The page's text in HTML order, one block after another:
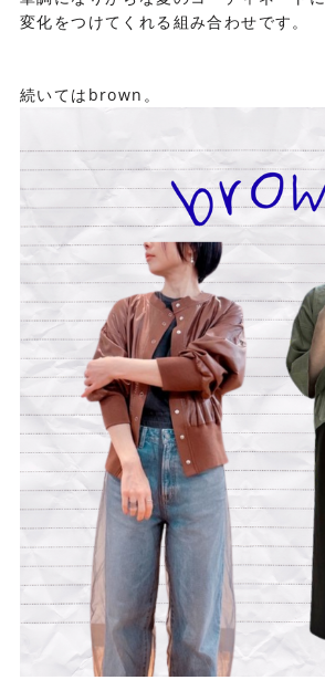
変化をつけてくれる組み合わせです。
続いてはbrown。